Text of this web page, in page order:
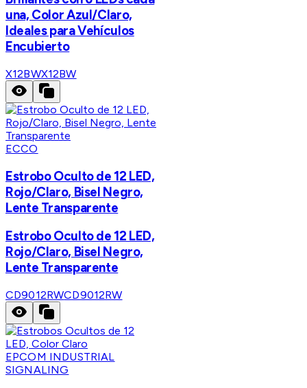
una, Color Azul/Claro,
Ideales para Vehículos
Encubierto
X12BWX12BW
ECCO
Estrobo Oculto de 12 LED,
Rojo/Claro, Bisel Negro,
Lente Transparente
Estrobo Oculto de 12 LED,
Rojo/Claro, Bisel Negro,
Lente Transparente
CD9012RWCD9012RW
EPCOM INDUSTRIAL
SIGNALING